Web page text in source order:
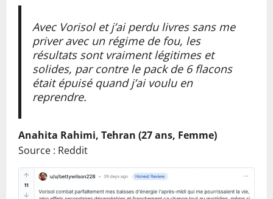
Avec Vorisol et j’ai perdu livres sans me
priver avec un régime de fou, les
résultats sont vraiment légitimes et
solides, par contre le pack de 6 flacons
était épuisé quand j’ai voulu en
reprendre.
Anahita Rahimi, Tehran (27 ans, Femme)
Source : Reddit